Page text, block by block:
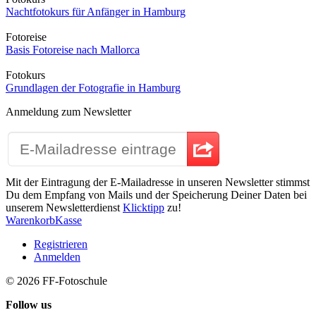
Nachtfotokurs für Anfänger in Hamburg
Fotoreise
Basis Fotoreise nach Mallorca
Fotokurs
Grundlagen der Fotografie in Hamburg
Anmeldung zum Newsletter
Mit der Eintragung der E-Mailadresse in unseren Newsletter stimmst
Du dem Empfang von Mails und der Speicherung Deiner Daten bei
unserem Newsletterdienst Klicktipp zu!
WarenkorbKasse
Registrieren
Anmelden
© 2026 FF-Fotoschule
Follow us